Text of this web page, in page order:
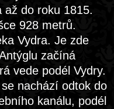
až do roku 1815.
928 metrů.
Vydra. Je zde
začíná
vede podél Vydry.
nachází odtok do
kanálu, podél